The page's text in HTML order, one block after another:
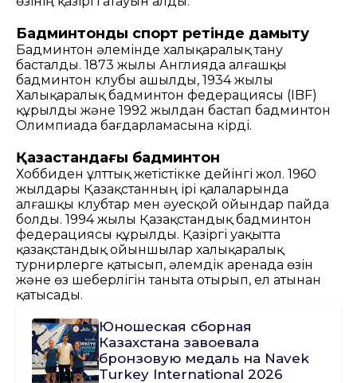
Бадминтонды спорт ретінде дамыту
Бадминтон әлемінде халықаралық тану
басталды. 1873 жылы Англияда алғашқы
бадминтон клубы ашылды, 1934 жылы
Халықаралық бадминтон федерациясы (IBF)
құрылды және 1992 жылдан бастап бадминтон
Олимпиада бағдарламасына кірді.
Қазақстандағы бадминтон
Хоббиден ұлттық жетістікке дейінгі жол. 1960
жылдары Қазақстанның ірі қалаларында
алғашқы клубтар мен әуесқой ойындар пайда
болды. 1994 жылы Қазақстандық бадминтон
федерациясы құрылды. Қазіргі уақытта
қазақстандық ойыншылар халықаралық
турнирлерге қатысып, әлемдік аренада өзін
және өз шеберлігін таныта отырып, ел атынан
қатысады.
Юношеская сборная
Казахстана завоевала
бронзовую медаль на Navek
Turkey International 2026